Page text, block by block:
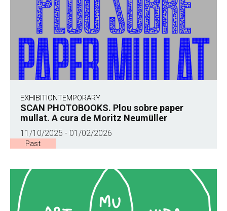
EXHIBITIONTEMPORARY
SCAN PHOTOBOOKS. Plou sobre paper
mullat. A cura de Moritz Neumüller
11/10/2025 - 01/02/2026
Past